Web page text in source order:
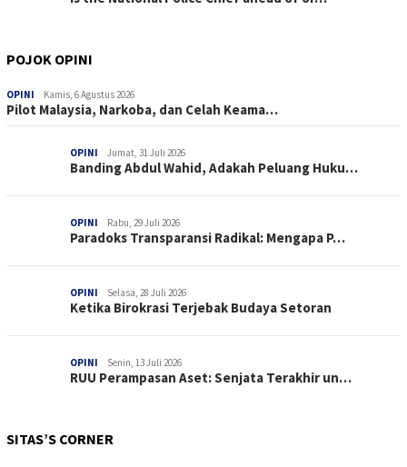
POJOK OPINI
OPINI Kamis, 6 Agustus 2026
Pilot Malaysia, Narkoba, dan Celah Keama…
OPINI Jumat, 31 Juli 2026
Banding Abdul Wahid, Adakah Peluang Huku…
OPINI Rabu, 29 Juli 2026
Paradoks Transparansi Radikal: Mengapa P…
OPINI Selasa, 28 Juli 2026
Ketika Birokrasi Terjebak Budaya Setoran
OPINI Senin, 13 Juli 2026
RUU Perampasan Aset: Senjata Terakhir un…
SITAS’S CORNER